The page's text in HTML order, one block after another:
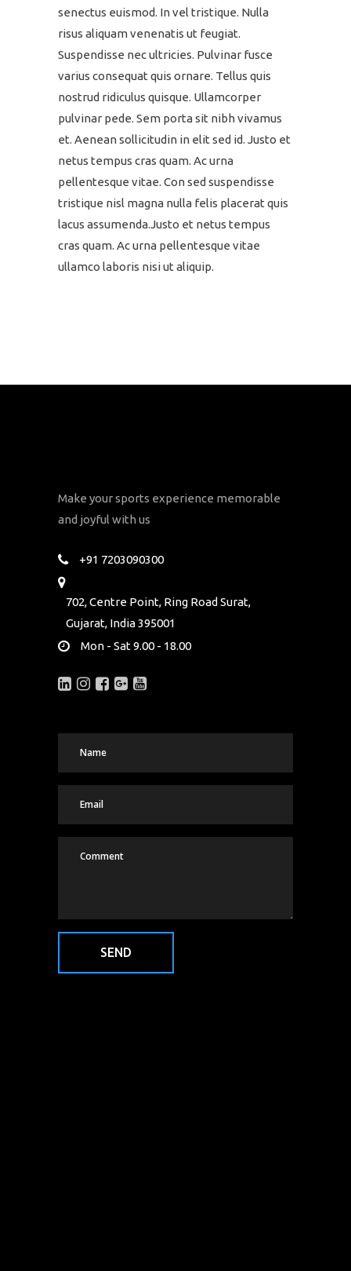
senectus euismod. In vel tristique. Nulla
risus aliquam venenatis ut feugiat.
Suspendisse nec ultricies. Pulvinar fusce
varius consequat quis ornare. Tellus quis
nostrud ridiculus quisque. Ullamcorper
pulvinar pede. Sem porta sit nibh vivamus
et. Aenean sollicitudin in elit sed id. Justo et
netus tempus cras quam. Ac urna
pellentesque vitae. Con sed suspendisse
tristique nisl magna nulla felis placerat quis
lacus assumenda.Justo et netus tempus
cras quam. Ac urna pellentesque vitae
ullamco laboris nisi ut aliquip.
Make your sports experience memorable
and joyful with us
+91 7203090300
702, Centre Point, Ring Road Surat,
Gujarat, India 395001
Mon - Sat 9.00 - 18.00